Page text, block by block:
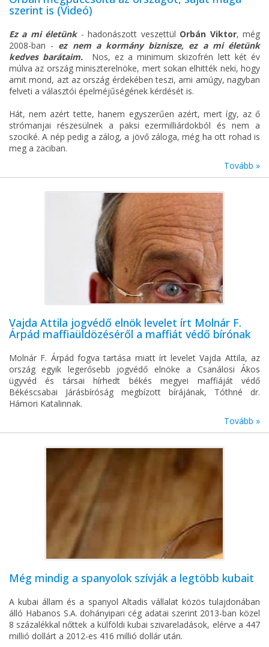
szerint is (Videó)
Ez a mi életünk - hadonászott veszettül Orbán Viktor, még
2008-ban - ez nem a kormány biznisze, ez a mi életünk
kedves barátaim. Nos, ez a minimum skizofrén lett két év
múlva az ország miniszterelnöke, mert sokan elhitték neki, hogy
amit mond, azt az ország érdekében teszi, ami amúgy, nagyban
felveti a választói épelméjűségének kérdését is.
Hát, nem azért tette, hanem egyszerűen azért, mert így, az ő
strómanjai részesülnek a paksi ezermilliárdokból és nem a
szociké. A nép pedig a zálog, a jövő záloga, még ha ott rohad is
meg a zaciban.
Tovább »
Vajda Attila jogvédő elnök levelet írt Molnár F.
Árpád maffiaüldözéséről a maffiát védő bírónak
Molnár F. Árpád fogva tartása miatt írt levelet Vajda Attila, az
ország egyik legerősebb jogvédő elnöke a Csanálosi Ákos
ügyvéd és társai hírhedt békés megyei maffiáját védő
Békéscsabai Járásbíróság megbízott bírájának, Tóthné dr.
Hámori Katalinnak.
Tovább »
Még mindig a spanyolok szívják a legtöbb kubait
A kubai állam és a spanyol Altadis vállalat közös tulajdonában
álló Habanos S.A. dohányipari cég adatai szerint 2013-ban közel
8 százalékkal nőttek a külföldi kubai szivareladások, elérve a 447
millió dollárt a 2012-es 416 millió dollár után.